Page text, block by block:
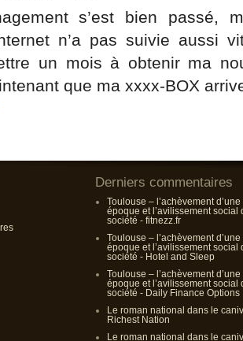
s’est bien passé,
n’a pas suivie aussi
un mois à obtenir ma
que ma xxxx-BOX
Derniers commentaires
Toulouse – l’achèvement d’une
époque et l’avilissement social
société - fitnezz.fr
Toulouse – l’achèvement d’une
époque et l’avilissement social
société - Hotel and Sleep
Toulouse – l’achèvement d’une
époque et l’avilissement social
société - Daily Finance Options
Le roman national dans le
Richest Nation
Le roman national dans le